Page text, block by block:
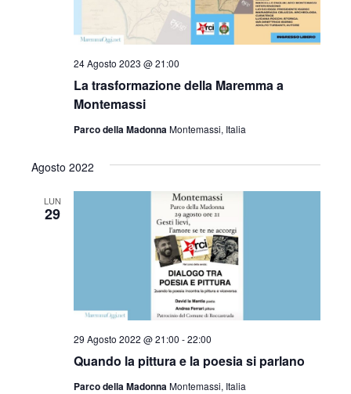
La trasformazione della Maremma a
Montemassi
24 Agosto 2023 @ 21:00
Parco della Madonna Montemassi, Italia
Agosto 2022
LUN
29
Quando la pittura e la poesia si parlano
29 Agosto 2022 @ 21:00 -22:00
Parco della MadonnaMontemassi, Italia